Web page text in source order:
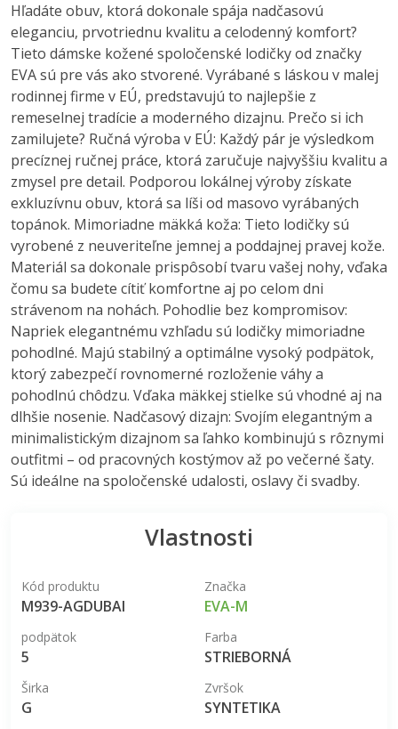
Hľadáte obuv, ktorá dokonale spája nadčasovú
eleganciu, prvotriednu kvalitu a celodenný komfort?
Tieto dámske kožené spoločenské lodičky od značky
EVA sú pre vás ako stvorené. Vyrábané s láskou v malej
rodinnej firme v EÚ, predstavujú to najlepšie z
remeselnej tradície a moderného dizajnu. Prečo si ich
zamilujete? Ručná výroba v EÚ: Každý pár je výsledkom
precíznej ručnej práce, ktorá zaručuje najvyššiu kvalitu a
zmysel pre detail. Podporou lokálnej výroby získate
exkluzívnu obuv, ktorá sa líši od masovo vyrábaných
topánok. Mimoriadne mäkká koža: Tieto lodičky sú
vyrobené z neuveriteľne jemnej a poddajnej pravej kože.
Materiál sa dokonale prispôsobí tvaru vašej nohy, vďaka
čomu sa budete cítiť komfortne aj po celom dni
strávenom na nohách. Pohodlie bez kompromisov:
Napriek elegantnému vzhľadu sú lodičky mimoriadne
pohodlné. Majú stabilný a optimálne vysoký podpätok,
ktorý zabezpečí rovnomerné rozloženie váhy a
pohodlnú chôdzu. Vďaka mäkkej stielke sú vhodné aj na
dlhšie nosenie. Nadčasový dizajn: Svojím elegantným a
minimalistickým dizajnom sa ľahko kombinujú s rôznymi
outfitmi – od pracovných kostýmov až po večerné šaty.
Sú ideálne na spoločenské udalosti, oslavy či svadby.
Vlastnosti
Kód produktu
M939-AGDUBAI
Značka
EVA-M
podpätok
5
Farba
STRIEBORNÁ
Širka
G
Zvršok
SYNTETIKA